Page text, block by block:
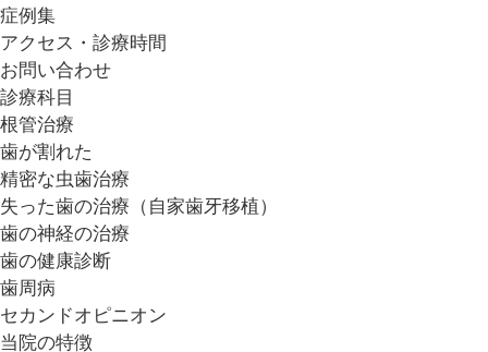
症例集
アクセス・診療時間
お問い合わせ
診療科目
根管治療
歯が割れた
精密な虫歯治療
失った歯の治療（自家歯牙移植）
歯の神経の治療
歯の健康診断
歯周病
セカンドオピニオン
当院の特徴